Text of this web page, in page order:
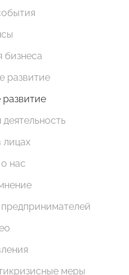
бизнеса
развитие
нас
меры